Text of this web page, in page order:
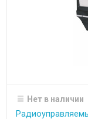
Нет в наличии